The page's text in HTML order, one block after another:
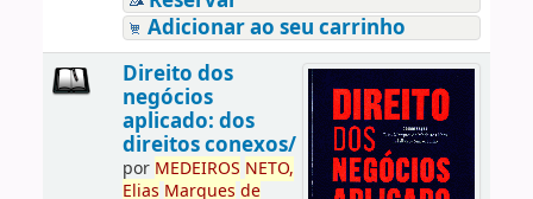
Adicionar ao seu carrinho
Direito dos
negócios
aplicado: dos
direitos conexos/
por MEDEIROS NETO,
Elias Marques de